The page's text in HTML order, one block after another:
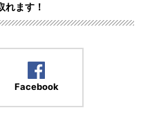
れます！
Facebook